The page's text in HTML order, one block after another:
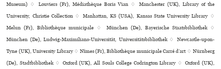
Museum) ♢ Louviers (Fr), Médiathèque Boris Vian ♢ Manchester (UK), Library of the
University, Christie Collection ♢ Manhattan, KS (USA), Kansas State University Library ♢
Melun (Fr), Bibliothèque muni­ci­pale ♢ München (De), Bayerische Staatsbibliothek ♢
München (De), Ludwig-Maximilians-Universität, Universitätsbibliothek ♢ Newcastle-upon-
Tyne (UK), University Library ♢ Nîmes (Fr), Bibliothèque muni­ci­pale Carré d’art ♢ Nürnberg
(De), Stadtbibliothek ♢ Oxford (UK), All Souls College Codrington Library ♢ Oxford (UK),